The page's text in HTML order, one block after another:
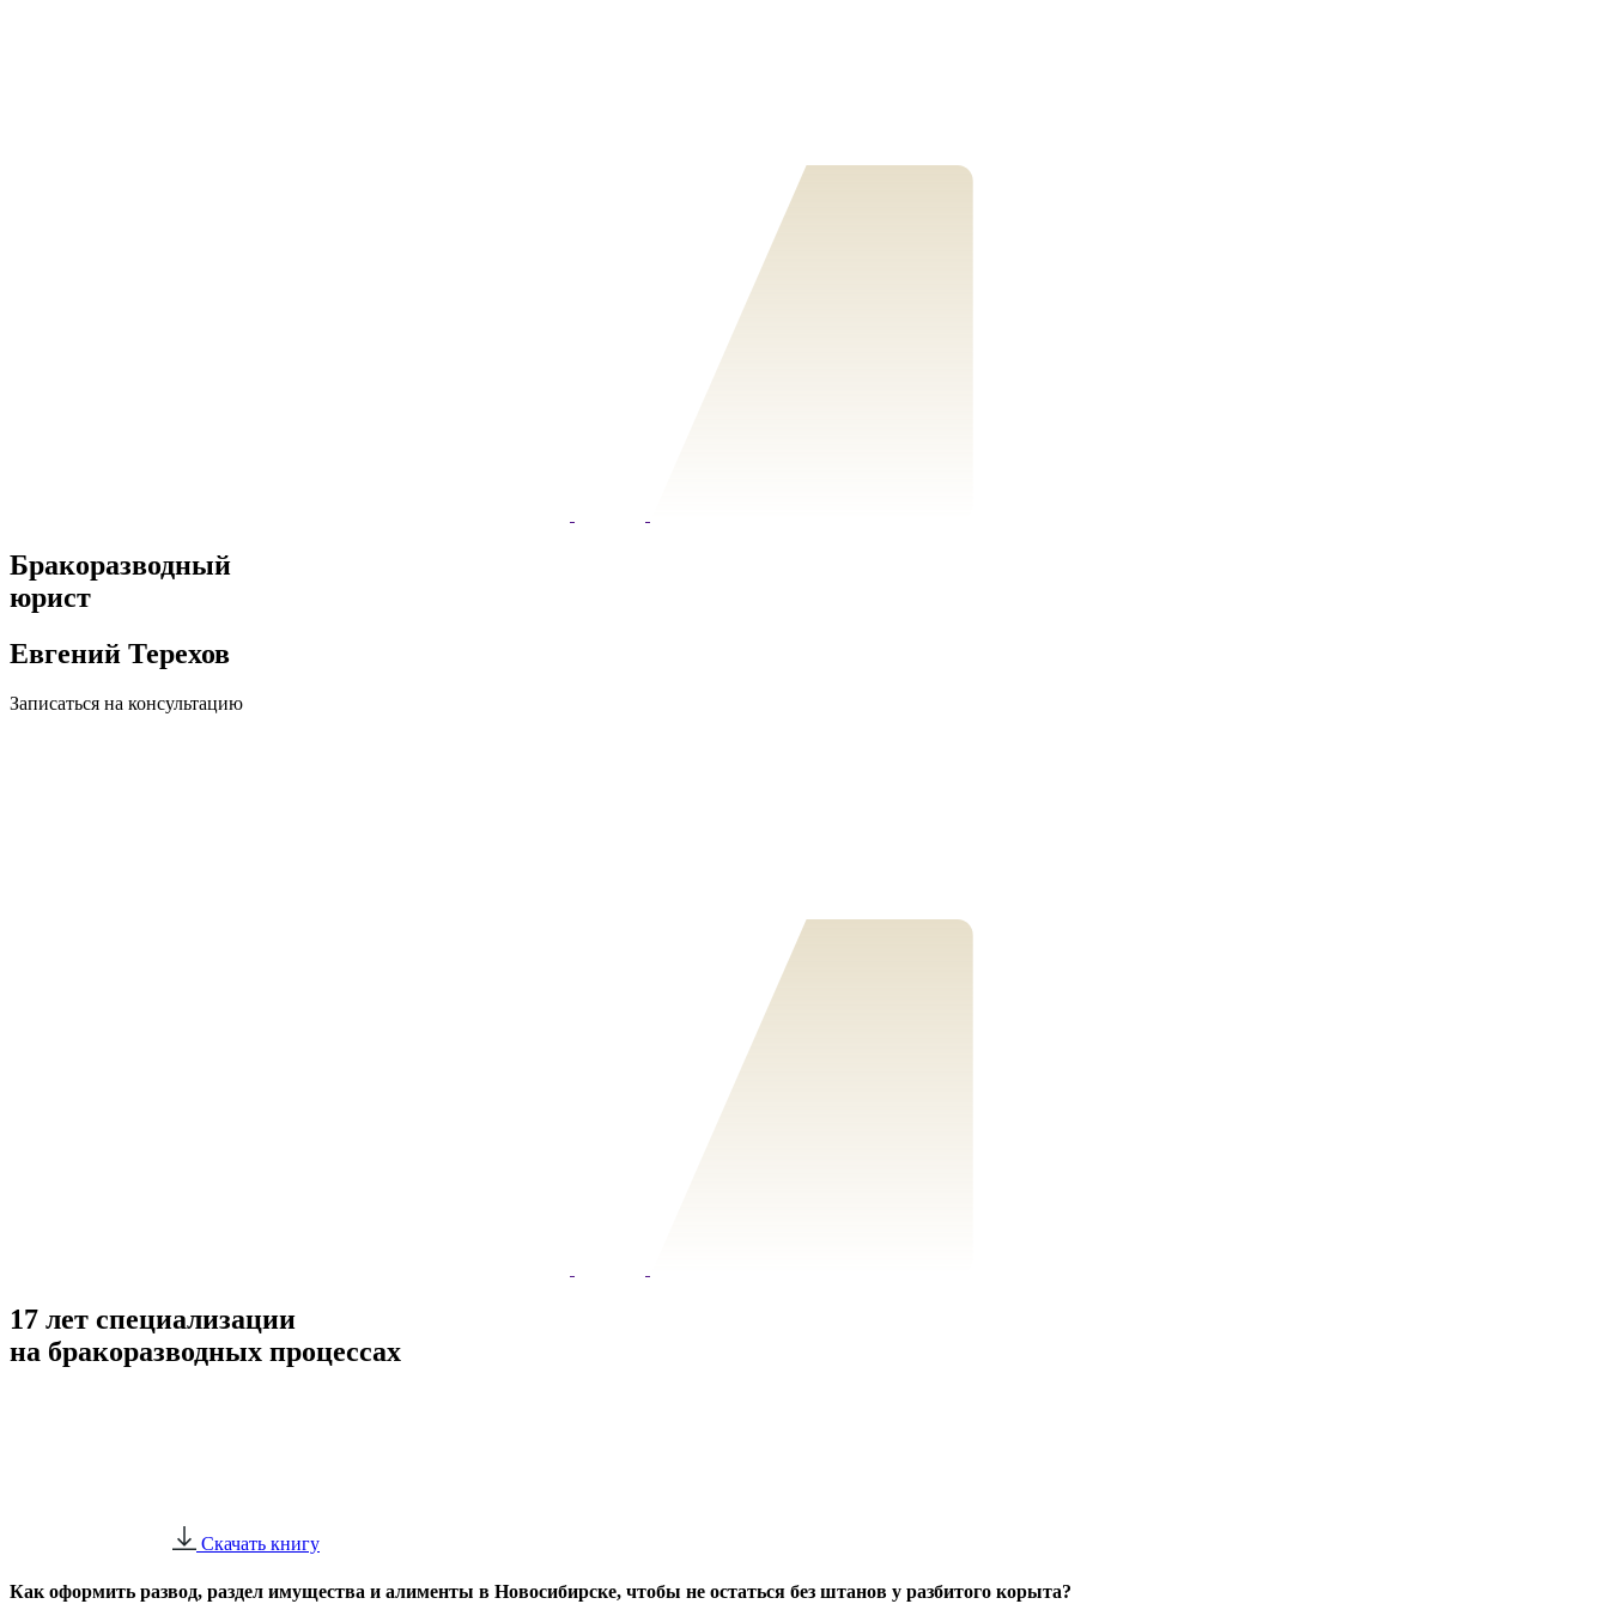
Бракоразводный
юрист
Евгений Терехов
Записаться на консультацию
17 лет специализации
на бракоразводных процессах
Скачать книгу
Как оформить развод, раздел имущества и алименты в Новосибирске, чтобы не остаться без штанов у разбитого корыта?